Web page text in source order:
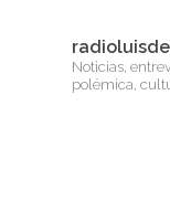
Noticias,
polémica,